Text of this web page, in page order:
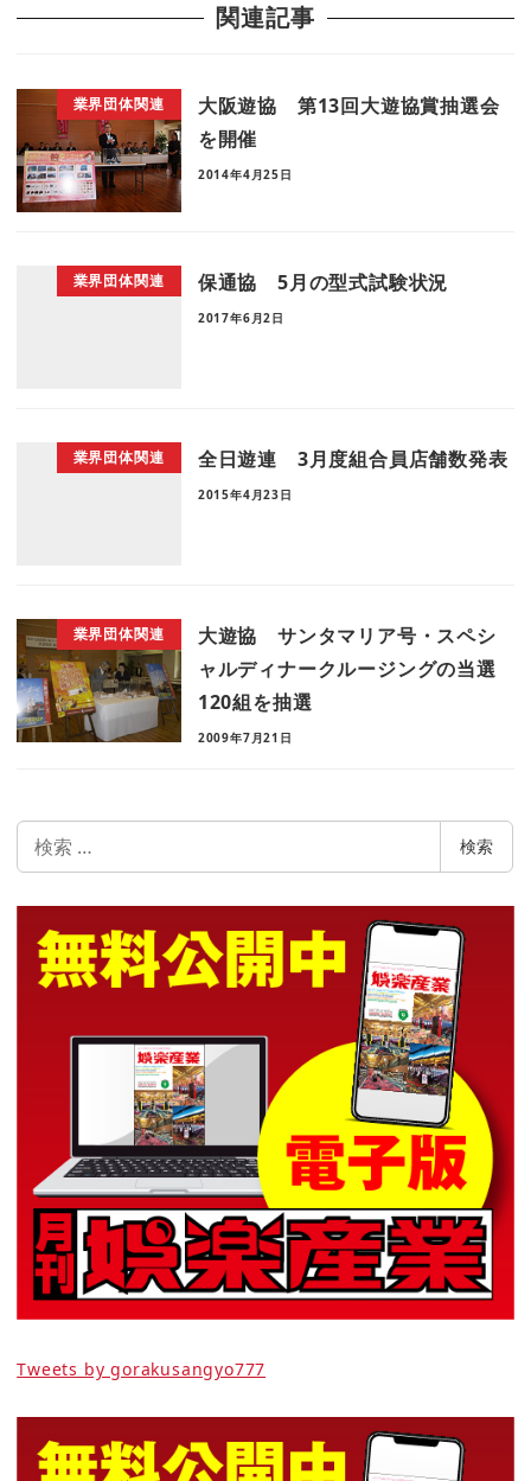
関連記事
業界団体関連
大阪遊協 第13回大遊協賞抽選会
を開催
2014年4月25日
業界団体関連 保通協 5月の型式試験状況
2017年6月2日
業界団体関連 全日遊連 3月度組合員店舗数発表
2015年4月23日
業界団体関連
大遊協 サンタマリア号・スペシ
ャルディナークルージングの当選
120組を抽選
2009年7月21日
索
検索
Tweets by gorakusangyo777